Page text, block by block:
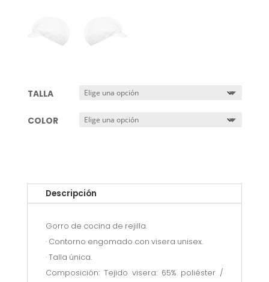
TALLA
COLOR
Descripción
Gorro de cocina de rejilla.
· Contorno engomado con visera unisex.
· Talla única.
Composición: Tejido visera: 65% poliéster /